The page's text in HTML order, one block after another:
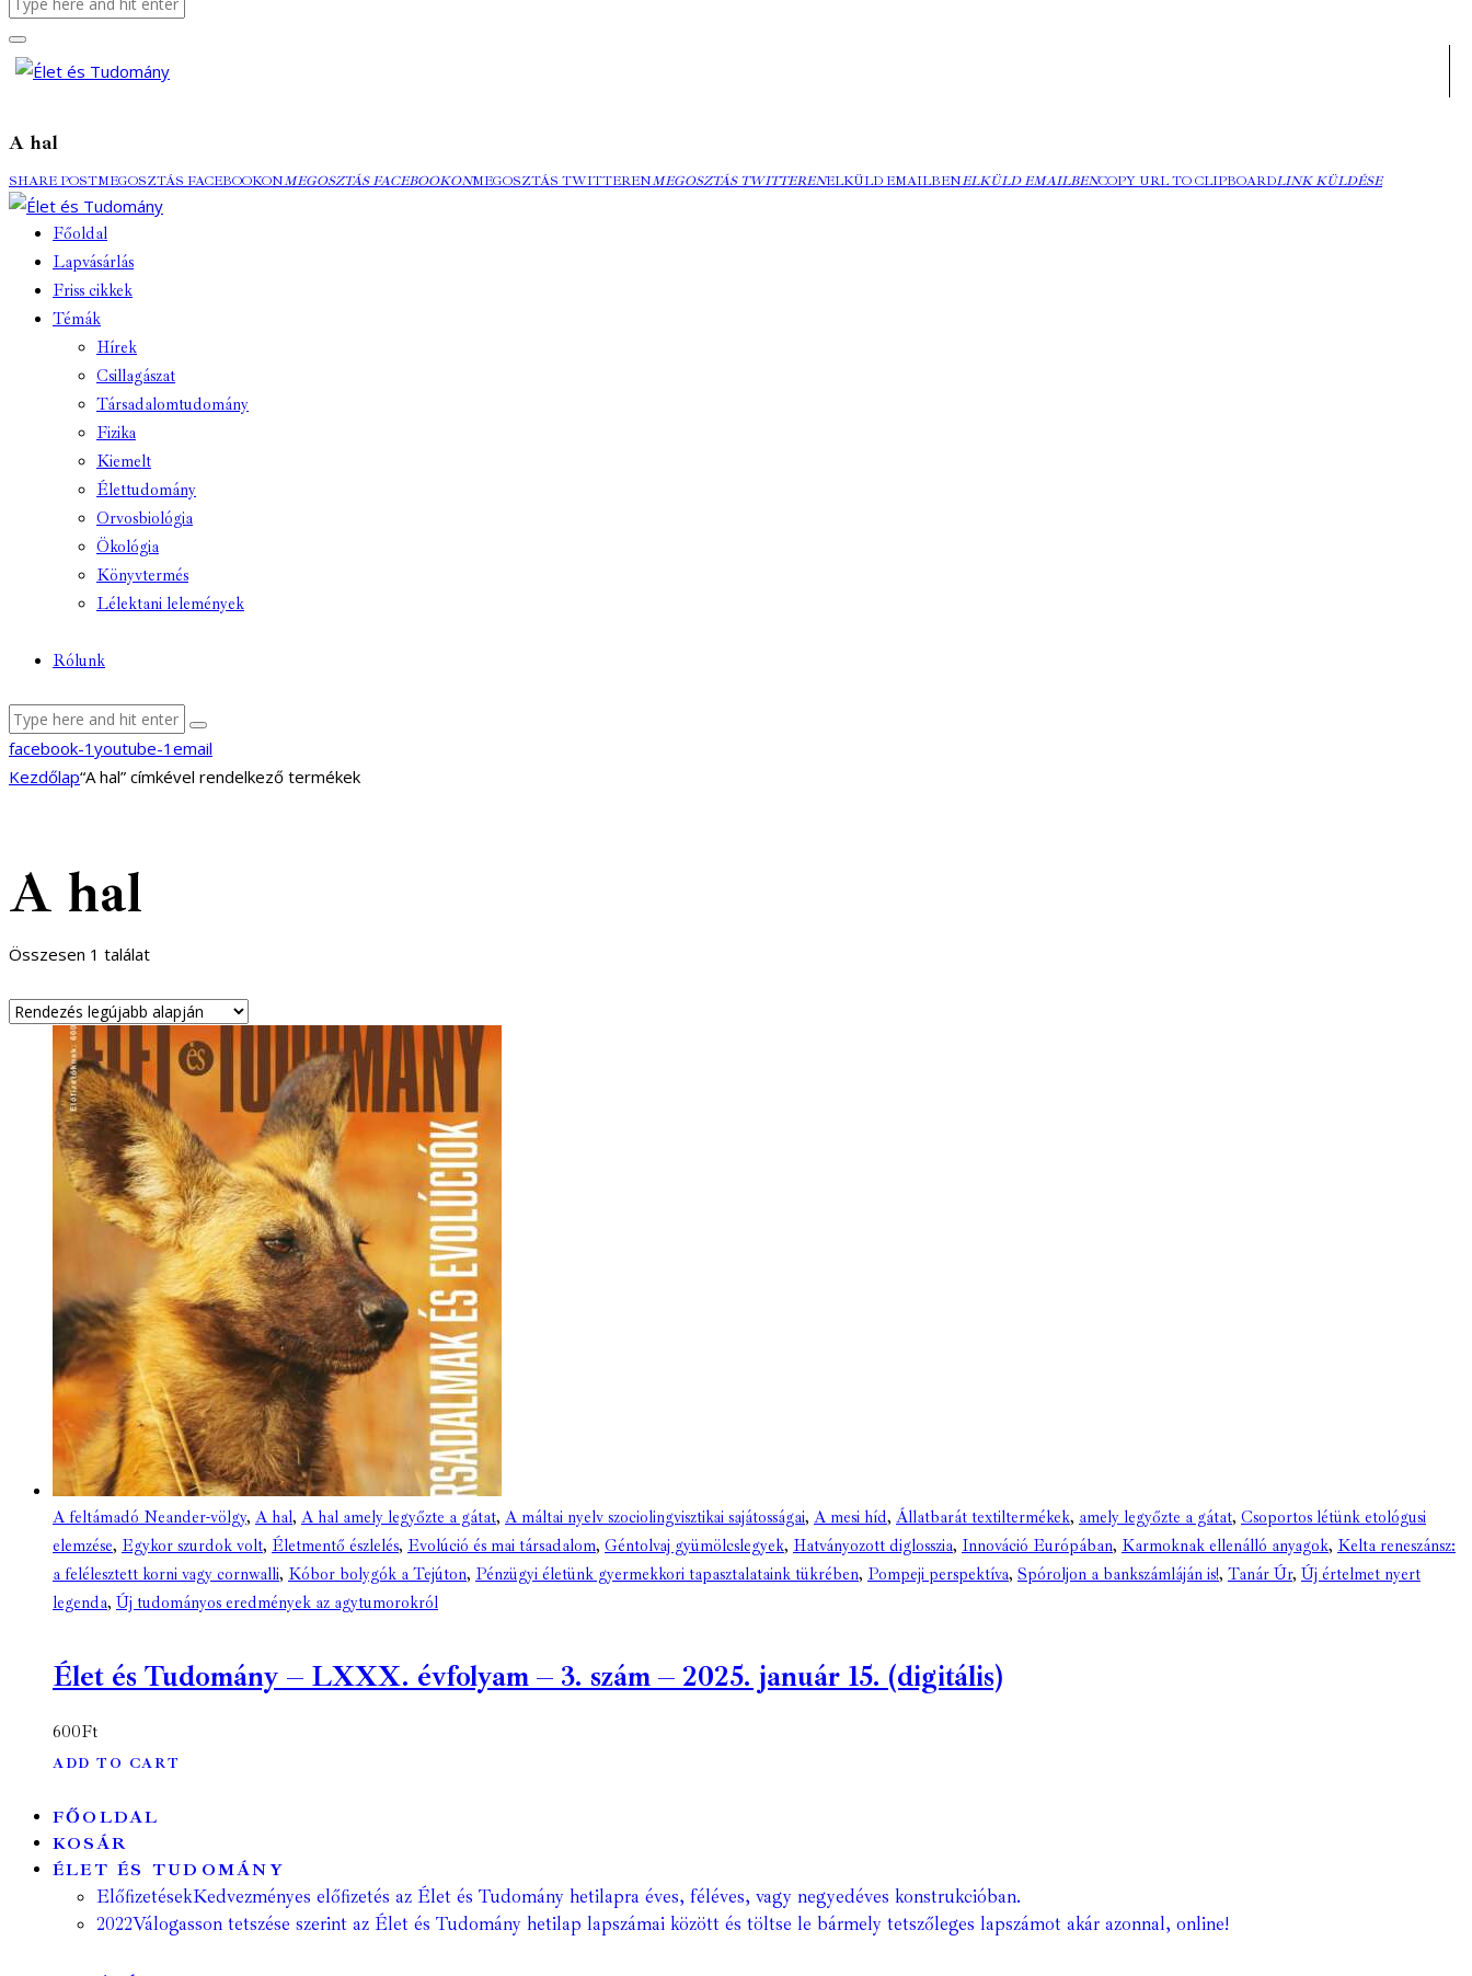
A hal
SHARE POSTMEGOSZTÁS FACEBOOKONMEGOSZTÁS FACEBOOKONMEGOSZTÁS TWITTERENMEGOSZTÁS TWITTERENELKÜLD EMAILBENELKÜLD EMAILBENCOPY URL TO CLIPBOARDLINK KÜLDÉSE
Főoldal
Lapvásárlás
Friss cikkek
Témák
Hírek
Csillagászat
Társadalomtudomány
Fizika
Kiemelt
Élettudomány
Orvosbiológia
Ökológia
Könyvtermés
Lélektani lelemények
Rólunk
facebook-1 youtube-1 email
Kezdőlap“A hal” címkével rendelkező termékek
A hal
Összesen 1 találat
A feltámadó Neander-völgy, A hal, A hal amely legyőzte a gátat, A máltai nyelv szociolingvisztikai sajátosságai, A mesi híd, Állatbarát textiltermékek, amely legyőzte a gátat, Csoportos létünk etológusi
elemzése, Egykor szurdok volt, Életmentő észlelés, Evolúció és mai társadalom, Géntolvaj gyümölcslegyek, Hatványozott diglosszia, Innováció Európában, Karmoknak ellenálló anyagok, Kelta reneszánsz:
a felélesztett korni vagy cornwalli, Kóbor bolygók a Tejúton, Pénzügyi életünk gyermekkori tapasztalataink tükrében, Pompeji perspektíva, Spóroljon a bankszámláján is!, Tanár Úr, Új értelmet nyert
legenda, Új tudományos eredmények az agytumorokról
Élet és Tudomány – LXXX. évfolyam – 3. szám – 2025. január 15. (digitális)
600Ft
ADD TO CART
FŐOLDAL
KOSÁR
ÉLET ÉS TUDOMÁNY
ElőfizetésekKedvezményes előfizetés az Élet és Tudomány hetilapra éves, féléves, vagy negyedéves konstrukcióban.
2022Válogasson tetszése szerint az Élet és Tudomány hetilap lapszámai között és töltse le bármely tetszőleges lapszámot akár azonnal, online!